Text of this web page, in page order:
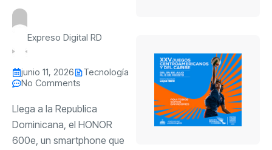
Expreso Digital RD
junio 11, 2026
Tecnología
No Comments
Llega a la Republica
Dominicana, el HONOR
600e, un smartphone que